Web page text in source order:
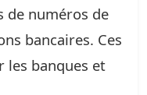
de numéros de
bancaires. Ces
les banques et